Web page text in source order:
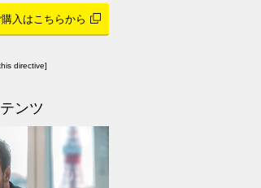
購入はこちらから
directive]
ンツ